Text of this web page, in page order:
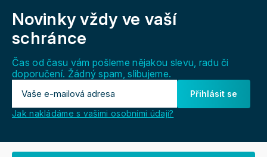
Novinky vždy ve vaší
schránce
Čas od času vám pošleme nějakou slevu, radu či
doporučení. Žádný spam, slibujeme.
Přihlásit se
Jak nakládáme s vašimi osobními údaji?